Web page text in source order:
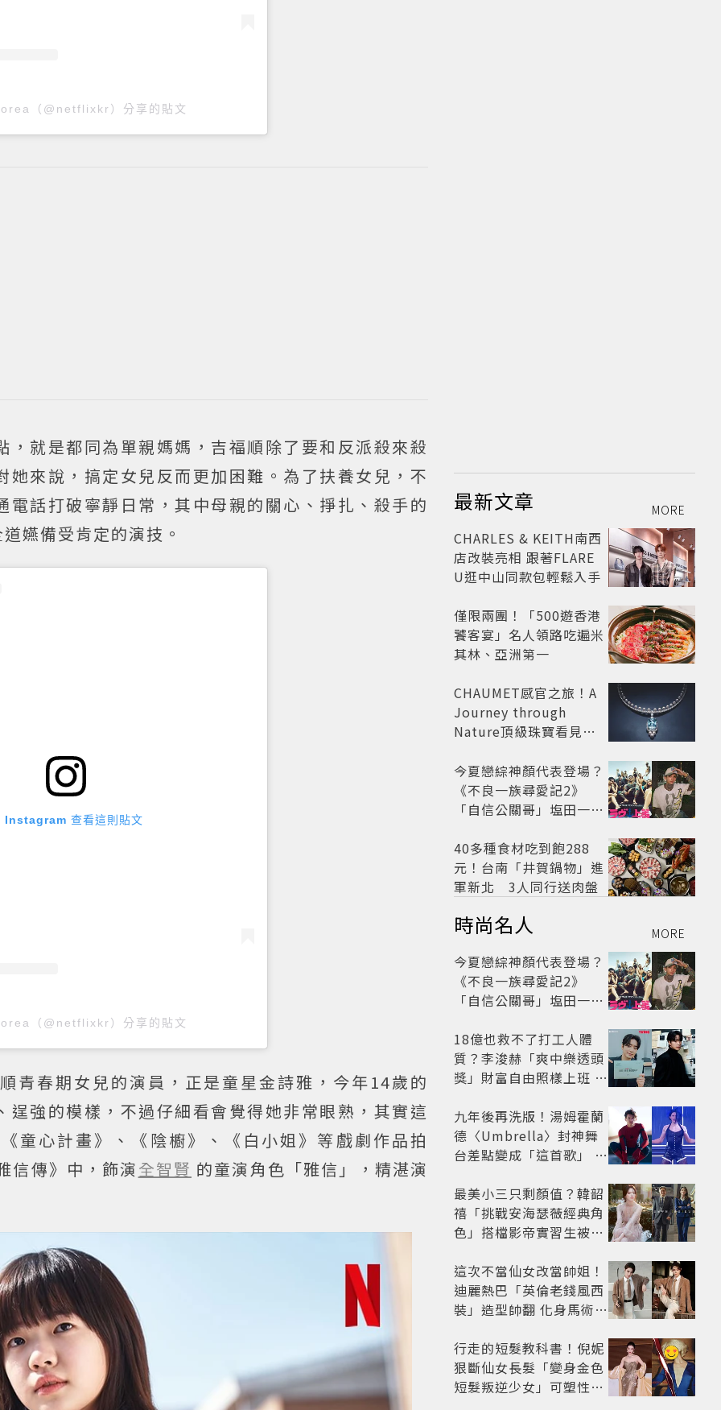
（@netflixkr）分享的貼文
就是都同為單親媽媽，吉福順除了要和反派殺來殺
來說，搞定女兒反而更加困難。為了扶養女兒，不
話打破寧靜日常，其中母親的關心、掙扎、殺手的
嬿備受肯定的演技。
Instagram 查看這則貼文
（@netflixkr）分享的貼文
青春期女兒的演員，正是童星金詩雅，今年14歲的
強的模樣，不過仔細看會覺得她非常眼熟，其實這
童心計畫》、《陰櫥》、《白小姐》等戲劇作品拍
信傳》中，飾演全智賢 的童演角色「雅信」，精湛演
最新文章 MORE
CHARLES & KEITH南西
店改裝亮相 跟著FLARE
U逛中山同款包輕鬆入手
僅限兩團！「500遊香港
饕客宴」名人領路吃遍米
其林、亞洲第一
CHAUMET感官之旅！A
Journey through
Nature頂級珠寶看見植
今夏戀綜神顏代表登場？
《不良一族尋愛記2》
「自信公關哥」塩田一馬
老闆
40多種食材吃到飽288
元！台南「井賀鍋物」進
軍新北 3人同行送肉盤
時尚名人 MORE
今夏戀綜神顏代表登場？
《不良一族尋愛記2》
「自信公關哥」塩田一馬
老闆
18億也救不了打工人體
質？李浚赫「爽中樂透頭
獎」財富自由照樣上班 西
九年後再洗版！湯姆霍蘭
德〈Umbrella〉封神舞
台差點變成「這首歌」 造
開
最美小三只剩顏值？韓韶
禧「挑戰安海瑟薇經典角
色」搭檔影帝實習生被
這次不當仙女改當帥姐！
迪麗熱巴「英倫老錢風西
裝」造型帥翻 化身馬術師
行走的短髮教科書！倪妮
狠斷仙女長髮「變身金色
短髮叛逆少女」可塑性超